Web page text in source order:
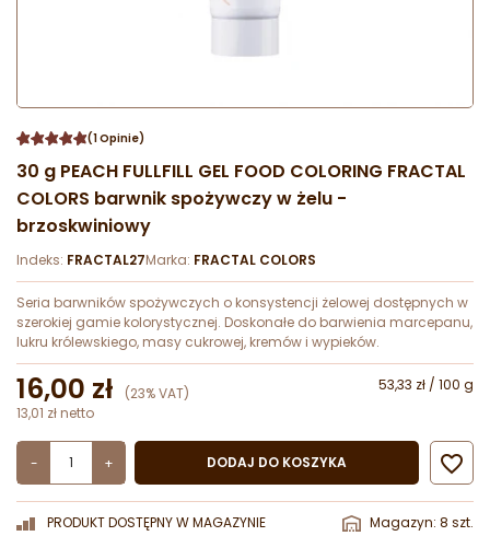
(1 Opinie)
30 g PEACH FULLFILL GEL FOOD COLORING FRACTAL
COLORS barwnik spożywczy w żelu -
brzoskwiniowy
Indeks: FRACTAL27Marka: FRACTAL COLORS
Seria barwników spożywczych o konsystencji żelowej dostępnych w
szerokiej gamie kolorystycznej. Doskonałe do barwienia marcepanu,
lukru królewskiego, masy cukrowej, kremów i wypieków.
16,00 zł (23% VAT)
53,33 zł / 100 g
13,01 zł netto
- + DODAJ DO KOSZYKA 
PRODUKT DOSTĘPNY W MAGAZYNIE Magazyn: 8 szt.